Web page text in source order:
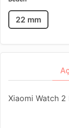
22 mm
Xiaomi Watch